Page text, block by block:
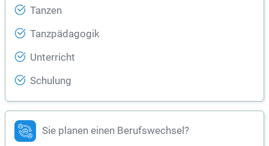
Tanzen
Tanzpädagogik
Unterricht
Schulung
Sie planen einen Berufswechsel?